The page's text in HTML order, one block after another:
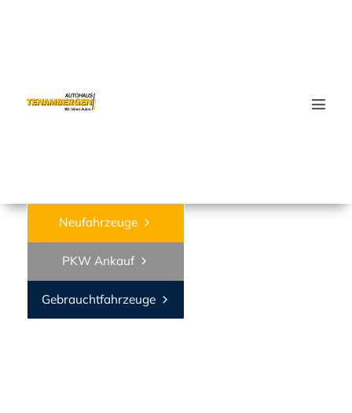
Neufahrzeuge
PKW Ankauf
Gebrauchtfahrzeuge